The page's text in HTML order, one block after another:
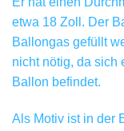
etwa 18 Zoll. Der
Ballongas gefüllt
nicht nötig, da sich
Ballon befindet.
Als Motiv ist in der